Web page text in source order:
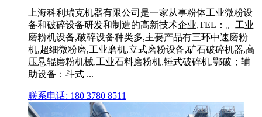
上海科利瑞克机器有限公司是一家从事粉体工业微粉设
备和破碎设备研发和制造的高新技术企业,TEL：。工业
磨粉机设备,破碎设备种类多,主要产品有三环中速磨粉
机,超细微粉磨,工业磨机,立式磨粉设备,矿石破碎机器,高
压悬辊磨粉机械,工业石料磨粉机,锤式破碎机,鄂破；辅
助设备：斗式 ...
联系电话: 180 3780 8511